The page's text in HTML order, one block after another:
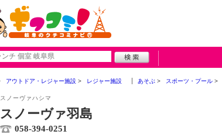
アウトドア・レジャー施設 レジャー施設 あそぶ スポーツ・プール
スノーヴァハシマ
スノーヴァ羽島
058-394-0251